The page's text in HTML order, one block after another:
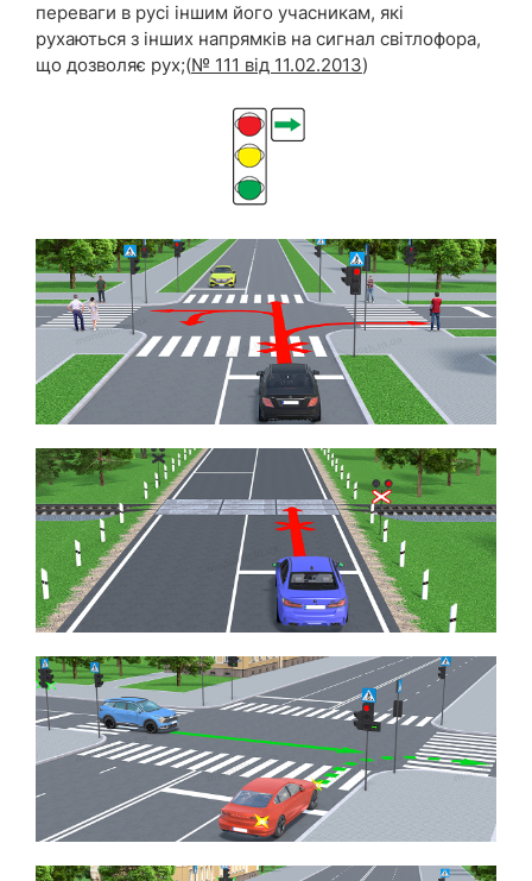
переваги в русі іншим його учасникам, які
рухаються з інших напрямків на сигнал світлофора,
що дозволяє рух;(№ 111 від 11.02.2013)